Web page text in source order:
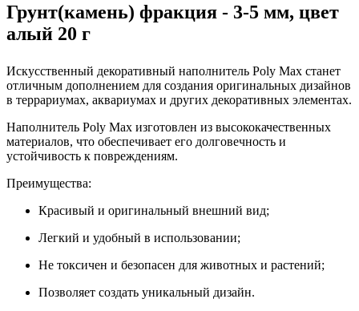
Грунт(камень) фракция - 3-5 мм, цвет
алый 20 г
Искусственный декоративный наполнитель Poly Max станет
отличным дополнением для создания оригинальных дизайнов
в террариумах, аквариумах и других декоративных элементах.
Наполнитель Poly Max изготовлен из высококачественных
материалов, что обеспечивает его долговечность и
устойчивость к повреждениям.
Преимущества:
Красивый и оригинальный внешний вид;
Легкий и удобный в использовании;
Не токсичен и безопасен для животных и растений;
Позволяет создать уникальный дизайн.